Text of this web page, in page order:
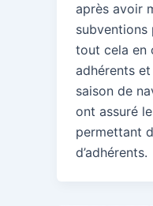
après avoir
subventions
tout cela en
adhérents
saison de
ont assuré
permettant
d’adhérents.